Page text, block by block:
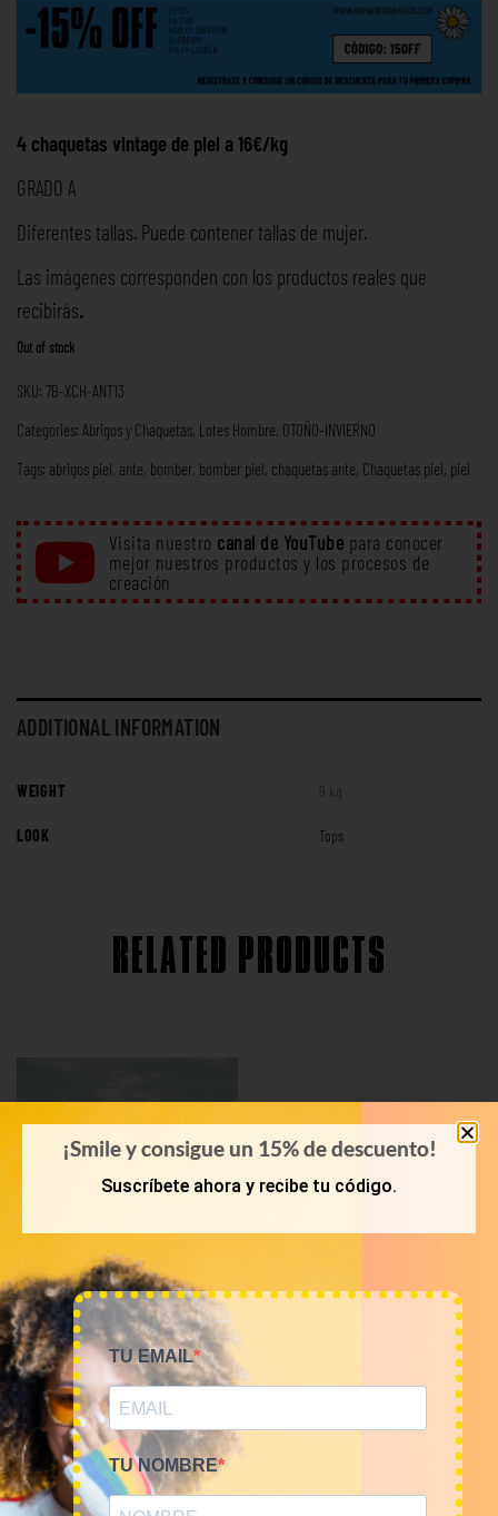
4 chaquetas vintage de piel a 16€/kg
GRADO A
Diferentes tallas. Puede contener tallas de mujer.
Las imágenes corresponden con los productos reales que
recibirás.
Out of stock
SKU: 7B-XCH-ANT13
Categories: Abrigos y Chaquetas Lotes Hombre OTOÑO-INVIERNO
Tags: abrigos piel ante bomber bomber piel chaquetas ante Chaquetas piel piel
Visita nuestro canal de YouTube para conocer
mejor nuestros productos y los procesos de
creación
ADDITIONAL INFORMATION
WEIGHT 9 kg
LOOK Tops
RELATED PRODUCTS
KILOS
Mix prendas de piel 9€/kg
45,00€–180,00€
¡Smile y consigue un 15% de descuento!
Suscríbete ahora y recibe tu código.
TU EMAIL
TU NOMBRE